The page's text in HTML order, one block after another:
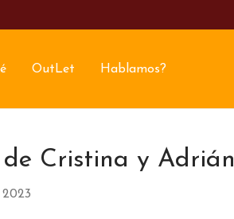
OutLet Hablamos?
Cristina y Adrián